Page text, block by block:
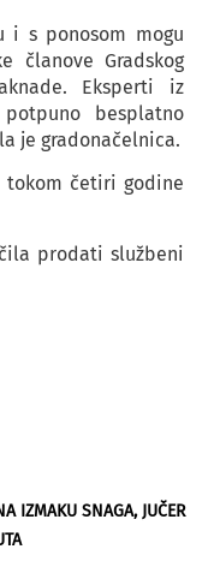
i s ponosom mogu
članove Gradskog
Eksperti iz
besplatno
je gradonačelnica.
tokom četiri godine
prodati službeni
IZMAKU SNAGA, JUČER